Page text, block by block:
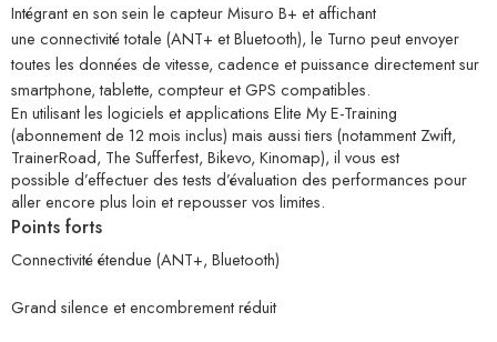
Intégrant en son sein le capteur Misuro B+ et affichant
une connectivité totale (ANT+ et Bluetooth), le Turno peut envoyer
toutes les données de vitesse, cadence et puissance directement sur
smartphone, tablette, compteur et GPS compatibles.
En utilisant les logiciels et applications Elite My E-Training
(abonnement de 12 mois inclus) mais aussi tiers (notamment Zwift,
TrainerRoad, The Sufferfest, Bikevo, Kinomap), il vous est
possible d’effectuer des tests d’évaluation des performances pour
aller encore plus loin et repousser vos limites.
Points forts
Connectivité étendue (ANT+, Bluetooth)
Grand silence et encombrement réduit